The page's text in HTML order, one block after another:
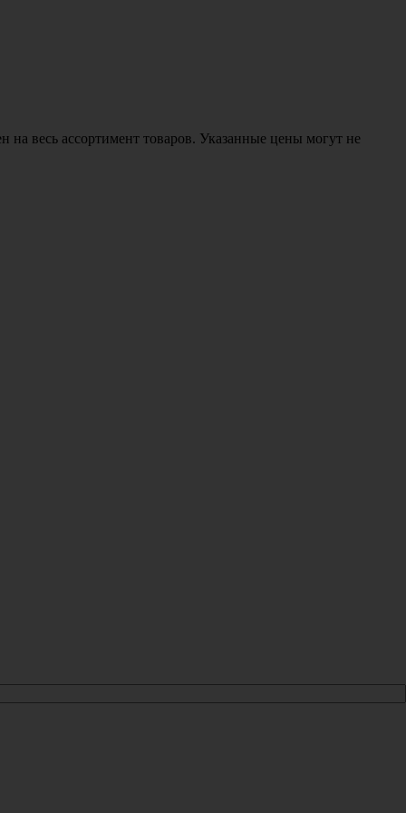
весь ассортимент товаров. Указанные цены могут не